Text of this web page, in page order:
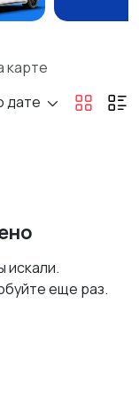
карте
дате
искали.
еще раз.